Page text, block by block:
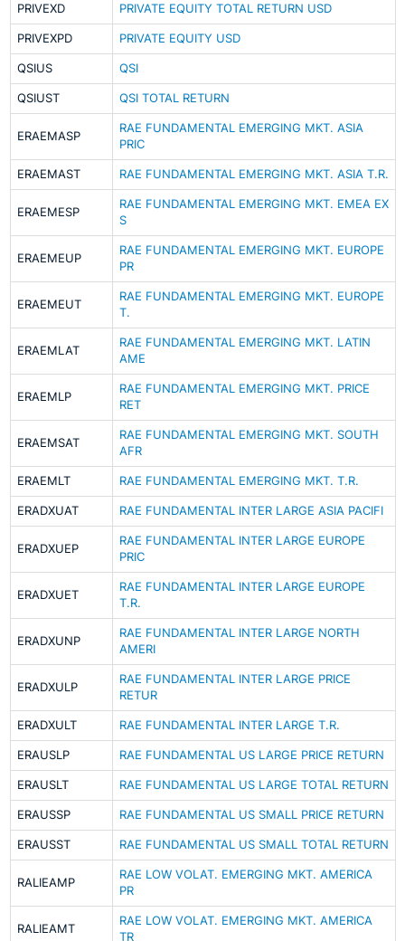
PRIVEXD PRIVATE EQUITY TOTAL RETURN USD
PRIVEXPD PRIVATE EQUITY USD
QSIUS QSI
QSIUST QSI TOTAL RETURN
ERAEMASP
RAE FUNDAMENTAL EMERGING MKT. ASIA
PRIC
ERAEMAST RAE FUNDAMENTAL EMERGING MKT. ASIA T.R.
ERAEMESP
RAE FUNDAMENTAL EMERGING MKT. EMEA EX
S
ERAEMEUP
RAE FUNDAMENTAL EMERGING MKT. EUROPE
PR
ERAEMEUT
RAE FUNDAMENTAL EMERGING MKT. EUROPE
T.
ERAEMLAT
RAE FUNDAMENTAL EMERGING MKT. LATIN
AME
ERAEMLP
RAE FUNDAMENTAL EMERGING MKT. PRICE
RET
ERAEMSAT
RAE FUNDAMENTAL EMERGING MKT. SOUTH
AFR
ERAEMLT RAE FUNDAMENTAL EMERGING MKT. T.R.
ERADXUAT RAE FUNDAMENTAL INTER LARGE ASIA PACIFI
ERADXUEP
RAE FUNDAMENTAL INTER LARGE EUROPE
PRIC
ERADXUET
RAE FUNDAMENTAL INTER LARGE EUROPE
T.R.
ERADXUNP
RAE FUNDAMENTAL INTER LARGE NORTH
AMERI
ERADXULP
RAE FUNDAMENTAL INTER LARGE PRICE
RETUR
ERADXULT RAE FUNDAMENTAL INTER LARGE T.R.
ERAUSLP RAE FUNDAMENTAL US LARGE PRICE RETURN
ERAUSLT RAE FUNDAMENTAL US LARGE TOTAL RETURN
ERAUSSP RAE FUNDAMENTAL US SMALL PRICE RETURN
ERAUSST RAE FUNDAMENTAL US SMALL TOTAL RETURN
RALIEAMP
RAE LOW VOLAT. EMERGING MKT. AMERICA
PR
RALIEAMT
RAE LOW VOLAT. EMERGING MKT. AMERICA
TR